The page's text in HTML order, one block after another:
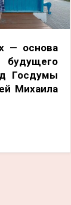
— основа
будущего
Госдумы
Михаила